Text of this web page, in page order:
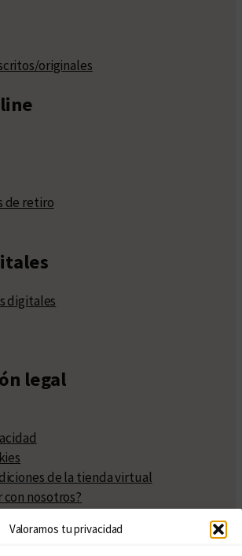
Valoramos tu privacidad
originales
de retiro
digitales
legal
de la tienda virtual
nosotros?